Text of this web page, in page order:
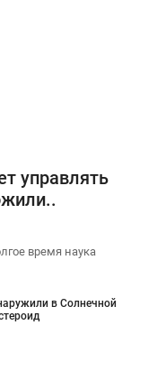
управлять
время наука
в Солнечной